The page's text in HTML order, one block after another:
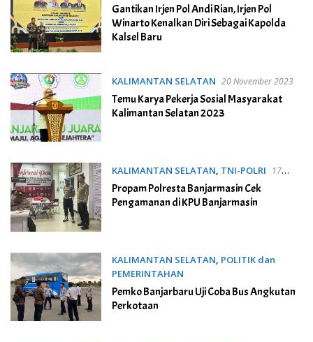
Desember 2023
Gantikan Irjen Pol Andi Rian, Irjen Pol
Winarto Kenalkan Diri Sebagai Kapolda
Kalsel Baru
KALIMANTAN SELATAN 20 November 2023
Temu Karya Pekerja Sosial Masyarakat
Kalimantan Selatan 2023
KALIMANTAN SELATAN, TNI-POLRI
17
November 2023
Propam Polresta Banjarmasin Cek
Pengamanan di KPU Banjarmasin
KALIMANTAN SELATAN, POLITIK dan
PEMERINTAHAN
17 November 2023
Pemko Banjarbaru Uji Coba Bus Angkutan
Perkotaan